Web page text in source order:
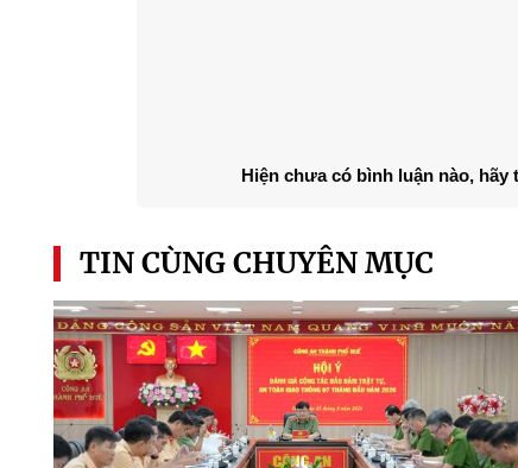
Hiện chưa có bình luận nào,
TIN CÙNG CHUYÊN MỤC